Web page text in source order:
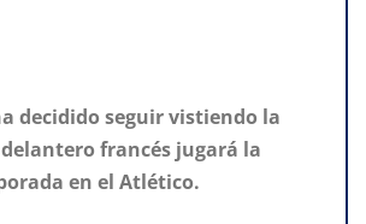
decidido seguir vistiendo la
francés jugará la
en el Atlético.